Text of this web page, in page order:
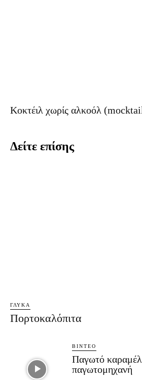
Κοκτέιλ χωρίς αλκοόλ
Δείτε επίσης
ΓΛΥΚΆ
Πορτοκαλόπιτα
ΒΊΝΤΕΟ
Παγωτό
παγωτομηχανή